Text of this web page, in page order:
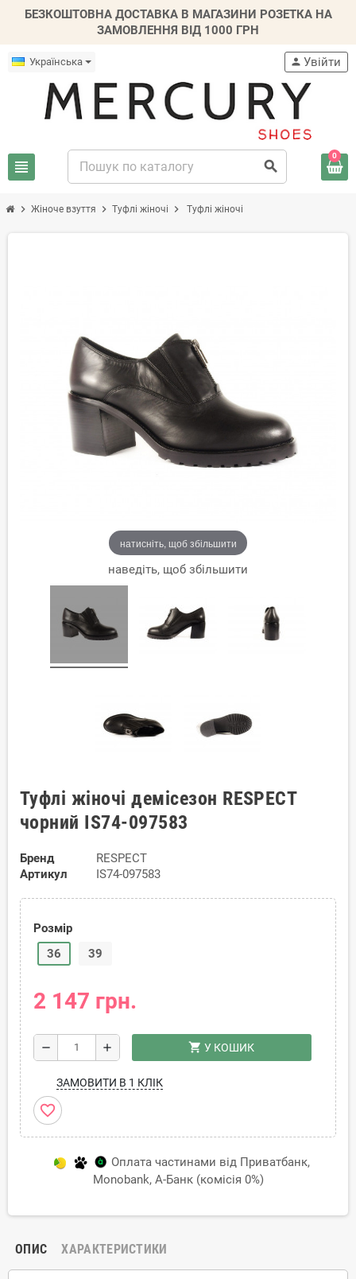
БЕЗКОШТОВНА ДОСТАВКА В МАГАЗИНИ РОЗЕТКА НА
ЗАМОВЛЕННЯ ВІД 1000 ГРН
Українська
view_headline search
person Увійти
0
chevron_right Жіноче взуття chevron_right Туфлі жіночі chevron_right Туфлі жіночі
натисніть, щоб збільшити
наведіть, щоб збільшити
Туфлі жіночі демісезон RESPECT
чорний IS74-097583
Бренд
RESPECT
Артикул
IS74-097583
Розмір
36
39
2 147 грн.
remove add shopping_cart У КОШИК
ЗАМОВИТИ В 1 КЛІК
favorite_border
Оплата частинами від Приватбанк,
Monobank, А-Банк (комісія 0%)
ОПИС ХАРАКТЕРИСТИКИ